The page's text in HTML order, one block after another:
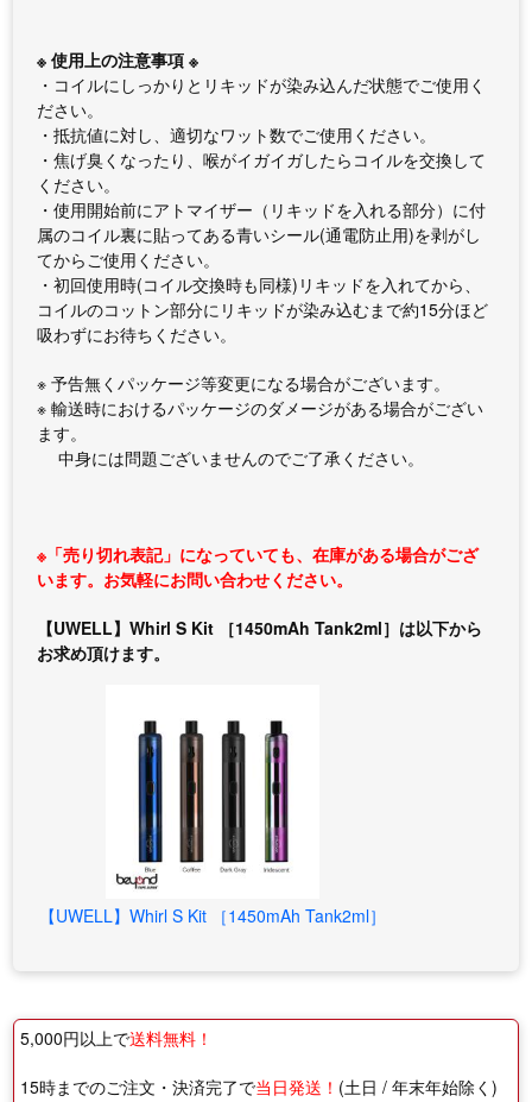
※ 使用上の注意事項 ※
・コイルにしっかりとリキッドが染み込んだ状態でご使用く
ださい。
・抵抗値に対し、適切なワット数でご使用ください。
・焦げ臭くなったり、喉がイガイガしたらコイルを交換して
ください。
・使用開始前にアトマイザー（リキッドを入れる部分）に付
属のコイル裏に貼ってある青いシール(通電防止用)を剥がし
てからご使用ください。
・初回使用時(コイル交換時も同様)リキッドを入れてから、
コイルのコットン部分にリキッドが染み込むまで約15分ほど
吸わずにお待ちください。
※ 予告無くパッケージ等変更になる場合がございます。
※ 輸送時におけるパッケージのダメージがある場合がござい
ます。
中身には問題ございませんのでご了承ください。
※「売り切れ表記」になっていても、在庫がある場合がござ
います。お気軽にお問い合わせください。
【UWELL】Whirl S Kit ［1450mAh Tank2ml］は以下から
お求め頂けます。
【UWELL】Whirl S Kit ［1450mAh Tank2ml］
5,000円以上で送料無料！
15時までのご注文・決済完了で当日発送！ (土日 / 年末年始除く)